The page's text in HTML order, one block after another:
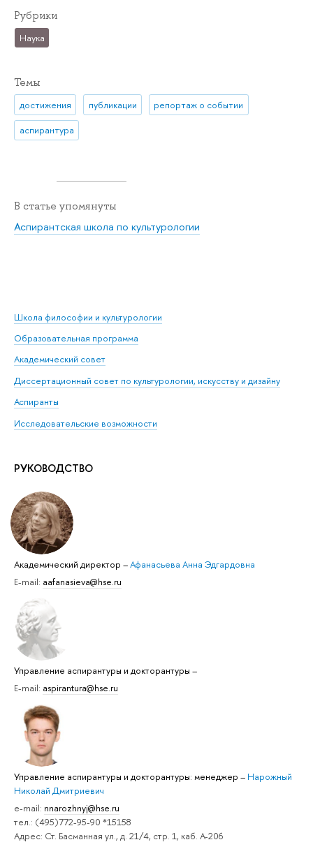
Школа философии и культурологии
Образовательная программа
Академический совет
Диссертационный совет по культурологии, искусству и дизайну
Аспиранты
Исследовательские возможности
РУКОВОДСТВО
Академический директор –Афанасьева Анна Эдгардовна
E-mail: aafanasieva@hse.ru
Управление аспирантуры и докторантуры –
E-mail: aspirantura@hse.ru
Управление аспирантуры и докторантуры: менеджер – Нарожный
Николай Дмитриевич
e-mail: nnarozhnyj@hse.ru
тел.: (495)772-95-90 *15158
Адрес: Ст. Басманная ул., д. 21/4, стр. 1, каб. А-206
Рубрики
Наука
Темы
достижения публикации репортаж о событии
аспирантура
В статье упомянуты
Аспирантская школа по культурологии